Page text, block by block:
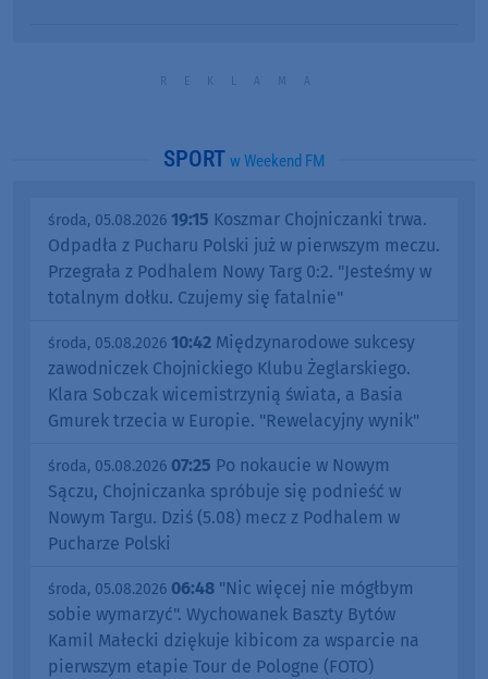
SPORT w Weekend FM
środa, 05.08.2026 19:15 Koszmar Chojniczanki trwa.
Odpadła z Pucharu Polski już w pierwszym meczu.
Przegrała z Podhalem Nowy Targ 0:2. "Jesteśmy w
totalnym dołku. Czujemy się fatalnie"
środa, 05.08.2026 10:42 Międzynarodowe sukcesy
zawodniczek Chojnickiego Klubu Żeglarskiego.
Klara Sobczak wicemistrzynią świata, a Basia
Gmurek trzecia w Europie. "Rewelacyjny wynik"
środa, 05.08.2026 07:25 Po nokaucie w Nowym
Sączu, Chojniczanka spróbuje się podnieść w
Nowym Targu. Dziś (5.08) mecz z Podhalem w
Pucharze Polski
środa, 05.08.2026 06:48 "Nic więcej nie mógłbym
sobie wymarzyć". Wychowanek Baszty Bytów
Kamil Małecki dziękuje kibicom za wsparcie na
pierwszym etapie Tour de Pologne (FOTO)